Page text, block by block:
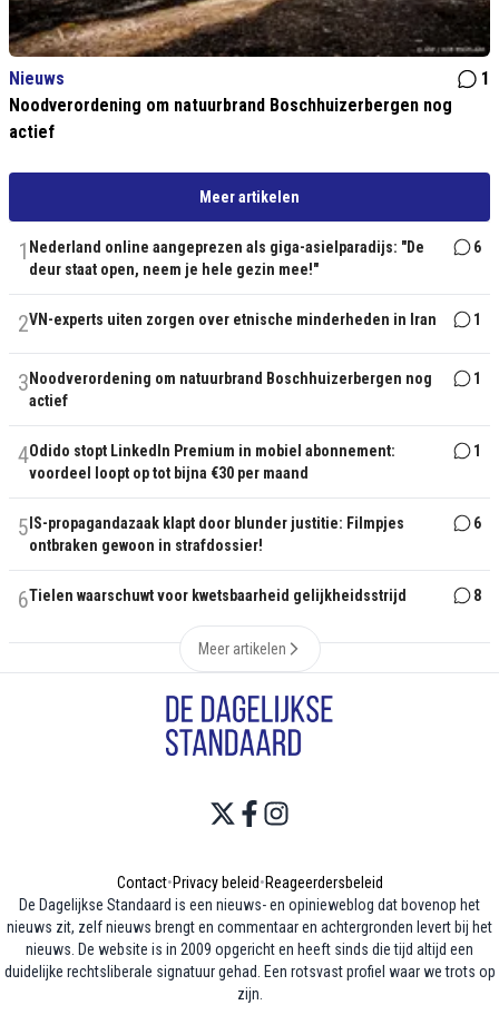
Nieuws
1
Noodverordening om natuurbrand Boschhuizerbergen nog
actief
Meer artikelen
1 Nederland online aangeprezen als giga-asielparadijs: "De
deur staat open, neem je hele gezin mee!"
6
2VN-experts uiten zorgen over etnische minderheden in Iran 1
3 Noodverordening om natuurbrand Boschhuizerbergen nog
actief
1
4Odido stopt LinkedIn Premium in mobiel abonnement:
voordeel loopt op tot bijna €30 per maand
1
5 IS-propagandazaak klapt door blunder justitie: Filmpjes
ontbraken gewoon in strafdossier!
6
6Tielen waarschuwt voor kwetsbaarheid gelijkheidsstrijd 8
Meer artikelen
Contact•Privacy beleid•Reageerdersbeleid
De Dagelijkse Standaard is een nieuws- en opinieweblog dat bovenop het
nieuws zit, zelf nieuws brengt en commentaar en achtergronden levert bij het
nieuws. De website is in 2009 opgericht en heeft sinds die tijd altijd een
duidelijke rechtsliberale signatuur gehad. Een rotsvast profiel waar we trots op
zijn.